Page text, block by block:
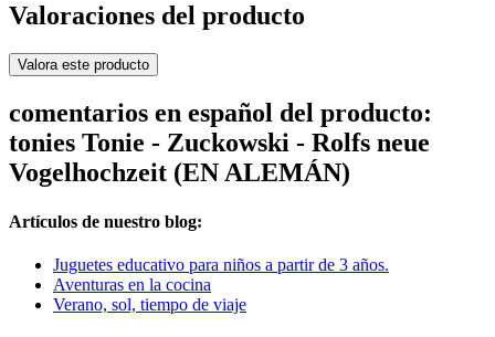
Valoraciones del producto
Valora este producto
comentarios en español del producto:
tonies Tonie - Zuckowski - Rolfs neue
Vogelhochzeit (EN ALEMÁN)
Artículos de nuestro blog:
Juguetes educativo para niños a partir de 3 años.
Aventuras en la cocina
Verano, sol, tiempo de viaje